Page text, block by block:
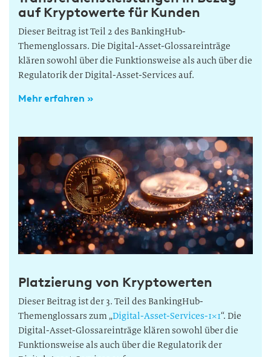
auf Kryptowerte für Kunden
Dieser Beitrag ist Teil 2 des BankingHub-
Themenglossars. Die Digital-Asset-Glossareinträge
klären sowohl über die Funktionsweise als auch über die
Regulatorik der Digital-Asset-Services auf.
Mehr erfahren »
Platzierung von Kryptowerten
Dieser Beitrag ist der 3. Teil des BankingHub-
Themenglossars zum „Digital-Asset-Services-1×1“. Die
Digital-Asset-Glossareinträge klären sowohl über die
Funktionsweise als auch über die Regulatorik der